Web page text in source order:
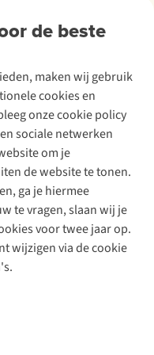
de beste
maken wij gebruik
cookies en
onze cookie policy
sociale netwerken
om je
de website te tonen.
ga je hiermee
te vragen, slaan wij je
voor twee jaar op.
wijzigen via de cookie
voorwaarden